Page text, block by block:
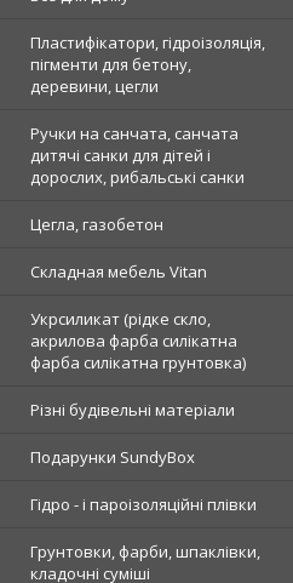
Пластифікатори, гідроізоляція,
пігменти для бетону,
деревини, цегли
Ручки на санчата, санчата
дитячі санки для дітей і
дорослих, рибальські санки
Цегла, газобетон
Складная мебель Vitan
Укрсиликат (рідке скло,
акрилова фарба силікатна
фарба силікатна грунтовка)
Різні будівельні матеріали
Подарунки SundyBox
Гідро - і пароізоляційні плівки
Грунтовки, фарби, шпаклівки,
кладочні суміші